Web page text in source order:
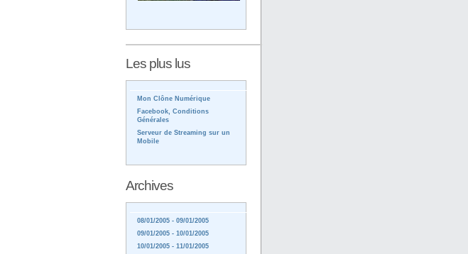
Les plus lus
Mon Clône Numérique
Facebook, Conditions
Générales
Serveur de Streaming sur un
Mobile
Archives
08/01/2005 - 09/01/2005
09/01/2005 - 10/01/2005
10/01/2005 - 11/01/2005